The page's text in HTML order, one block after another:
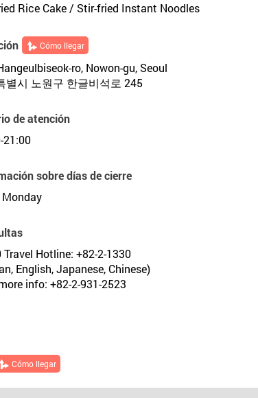
Rice Cake / Stir-fried Instant Noodles
Cómo llegar
ro, Nowon-gu, Seoul
별시 노원구 한글비석로 245
de atención
21:00
sobre días de cierre
Monday
Travel Hotline: +82-2-1330
English, Japanese, Chinese)
info: +82-2-931-2523
Cómo llegar